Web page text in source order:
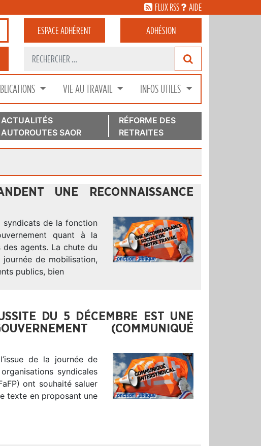
FLUX RSS AIDE
ESPACEADHÉRENT ADHÉSION
VIE AU TRAVAIL INFOS UTILES
ACTUALITÉS
AUTOROUTES SAOR
RÉFORME DES
RETRAITES
UNE RECONNAISSANCE
syndicats de la fonction
quant à la
agents. La chute du
de mobilisation,
publics, bien
DU 5 DÉCEMBRE EST UNE
(COMMUNIQUÉ
de la journée de
syndicales
ont souhaité saluer
texte en proposant une